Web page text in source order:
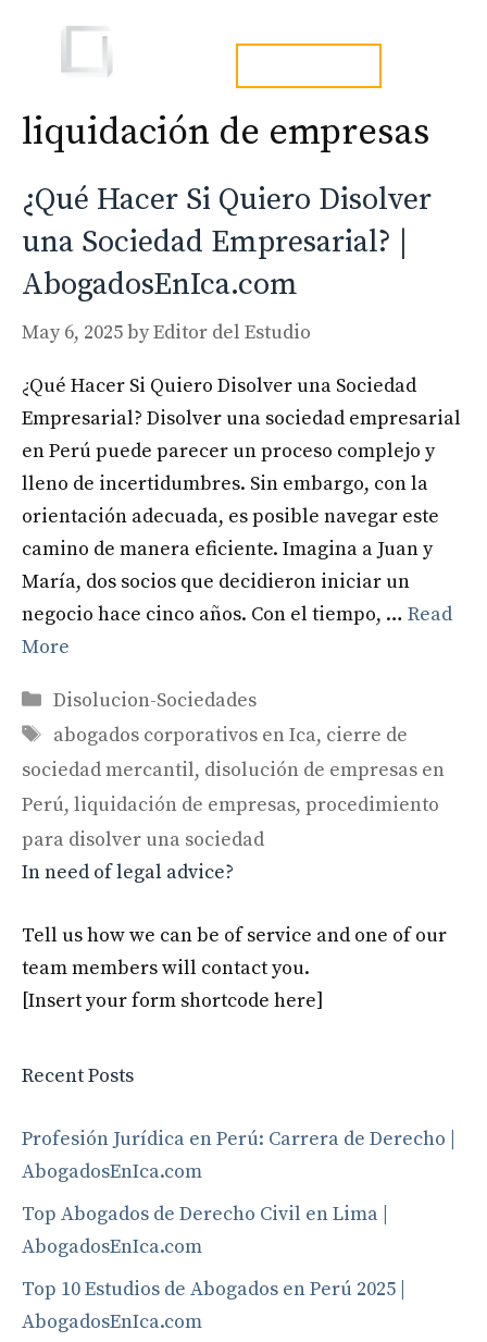
content
liquidación de empresas
¿Qué Hacer Si Quiero Disolver
una Sociedad Empresarial? |
AbogadosEnIca.com
May 6, 2025byEditor del Estudio
¿Qué Hacer Si Quiero Disolver una Sociedad
Empresarial? Disolver una sociedad empresarial
en Perú puede parecer un proceso complejo y
lleno de incertidumbres. Sin embargo, con la
orientación adecuada, es posible navegar este
camino de manera eficiente. Imagina a Juan y
María, dos socios que decidieron iniciar un
negocio hace cinco años. Con el tiempo, … Read
More
Categories
Disolucion-Sociedades
Tags
abogados corporativos en Ica, cierre de
sociedad mercantil, disolución de empresas en
Perú, liquidación de empresas, procedimiento
para disolver una sociedad
In need of legal advice?
Tell us how we can be of service and one of our
team members will contact you.
[Insert your form shortcode here]
Recent Posts
Profesión Jurídica en Perú: Carrera de Derecho |
AbogadosEnIca.com
Top Abogados de Derecho Civil en Lima |
AbogadosEnIca.com
Top 10 Estudios de Abogados en Perú 2025 |
AbogadosEnIca.com